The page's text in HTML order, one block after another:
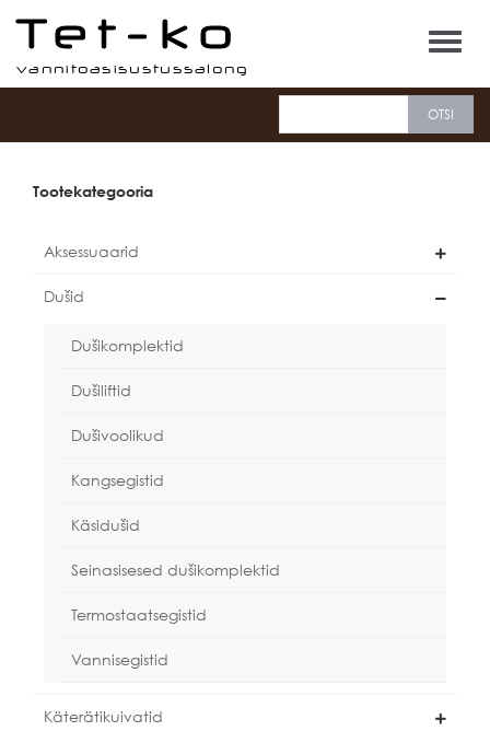
Tet-ko
Tootekategooria
Aksessuaarid
Dušid
Dušikomplektid
Dušiliftid
Dušivoolikud
Kangsegistid
Käsidušid
Seinasisesed dušikomplektid
Termostaatsegistid
Vannisegistid
Käterätikuivatid